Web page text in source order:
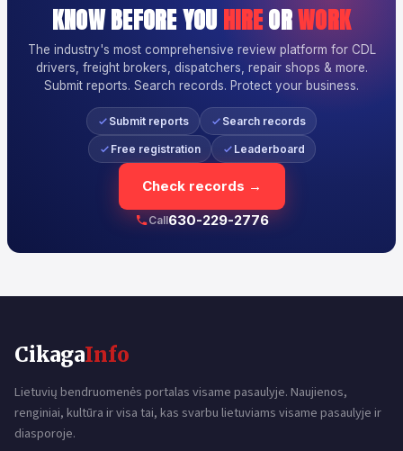
KNOW BEFORE YOU HIREORWORK
The industry's most comprehensive review platform for CDL
drivers, freight brokers, dispatchers, repair shops & more.
Submit reports. Search records. Protect your business.
Submit reports Search records
Free registration Leaderboard
Check records →
Call630-229-2776
CikagaInfo
Lietuvių bendruomenės portalas visame pasaulyje. Naujienos,
renginiai, kultūra ir visa tai, kas svarbu lietuviams visame pasaulyje ir
diasporoje.